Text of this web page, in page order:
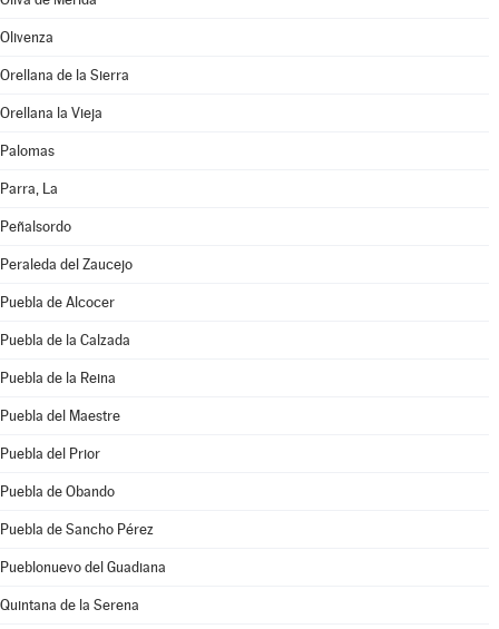
Olivenza
Orellana de la Sierra
Orellana la Vieja
Palomas
Parra, La
Peñalsordo
Peraleda del Zaucejo
Puebla de Alcocer
Puebla de la Calzada
Puebla de la Reina
Puebla del Maestre
Puebla del Prior
Puebla de Obando
Puebla de Sancho Pérez
Pueblonuevo del Guadiana
Quintana de la Serena